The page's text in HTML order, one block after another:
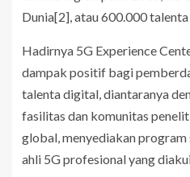
Dunia[2], atau 600.000
Hadirnya 5G Experience
dampak positif bagi
talenta digital, diantaranya
fasilitas dan komunitas
global, menyediakan
ahli 5G profesional yang